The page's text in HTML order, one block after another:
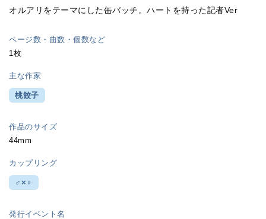
オルアリをテーマにした缶バッチ。ハートを持った記者Ver
ページ数・曲数・個数など
1枚
主な作家
桃餃子
作品のサイズ
44mm
カップリング
♂×♀
発行イベント名